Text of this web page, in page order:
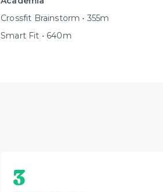
Crossfit Brainstorm • 355m
Smart Fit • 640m
3